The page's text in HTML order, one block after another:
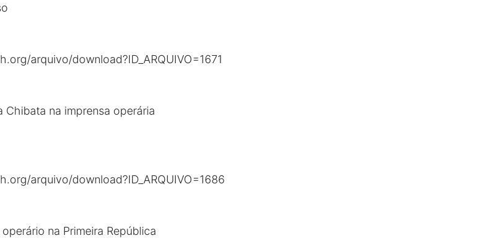
arquivo/download?ID_ARQUIVO=1671
Chibata na imprensa operária
arquivo/download?ID_ARQUIVO=1686
na Primeira República